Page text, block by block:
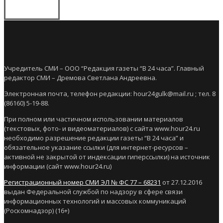
Учредитель СМИ – ООО “Редакция газеты “В 24 часа”. Главный
редактор СМИ – Дремова Светлана Андреевна.
Электронная почта, телефон редакции: hour24gulk@mail.ru ; тел. 8
(86160) 5-19-88.
При полном или частичном использовании материалов
(текстовых, фото- и видеоматериалов) с сайта www.hour24.ru
необходимо разрешение редакции газеты “В 24 часа” и
обязательное указание ссылки (для интернет-ресурсов –
активной не закрытой от индексации гиперссылки) на источник
информации (сайт www.hour24.ru)
Регистрационный номер СМИ ЭЛ № ФС 77 – 68231 от 27.12.2016
выдан Федеральной службой по надзору в сфере связи
информационных технологий и массовых коммуникаций
(Роскомнадзор) (16+)